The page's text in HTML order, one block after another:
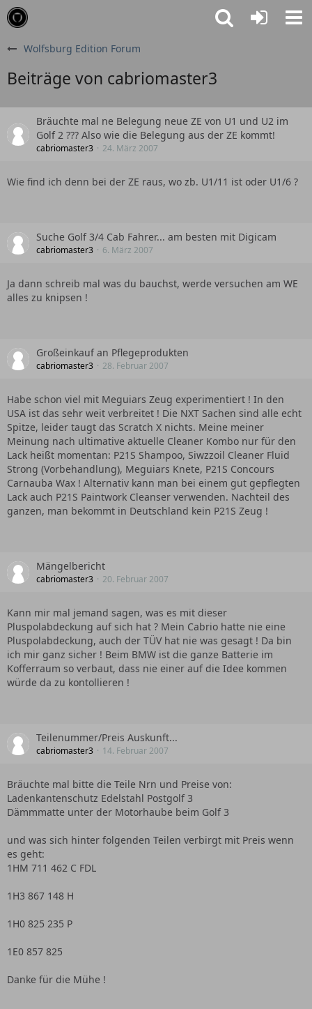
Wolfsburg Edition Forum
Beiträge von cabriomaster3
Bräuchte mal ne Belegung neue ZE von U1 und U2 im
Golf 2 ??? Also wie die Belegung aus der ZE kommt!
cabriomaster3 24. März 2007
Wie find ich denn bei der ZE raus, wo zb. U1/11 ist oder U1/6 ?
Suche Golf 3/4 Cab Fahrer... am besten mit Digicam
cabriomaster3 6. März 2007
Ja dann schreib mal was du bauchst, werde versuchen am WE
alles zu knipsen !
Großeinkauf an Pflegeprodukten
cabriomaster3 28. Februar 2007
Habe schon viel mit Meguiars Zeug experimentiert ! In den
USA ist das sehr weit verbreitet ! Die NXT Sachen sind alle echt
Spitze, leider taugt das Scratch X nichts. Meine meiner
Meinung nach ultimative aktuelle Cleaner Kombo nur für den
Lack heißt momentan: P21S Shampoo, Siwzzoil Cleaner Fluid
Strong (Vorbehandlung), Meguiars Knete, P21S Concours
Carnauba Wax ! Alternativ kann man bei einem gut gepflegten
Lack auch P21S Paintwork Cleanser verwenden. Nachteil des
ganzen, man bekommt in Deutschland kein P21S Zeug !
Mängelbericht
cabriomaster3 20. Februar 2007
Kann mir mal jemand sagen, was es mit dieser
Pluspolabdeckung auf sich hat ? Mein Cabrio hatte nie eine
Pluspolabdeckung, auch der TÜV hat nie was gesagt ! Da bin
ich mir ganz sicher ! Beim BMW ist die ganze Batterie im
Kofferraum so verbaut, dass nie einer auf die Idee kommen
würde da zu kontollieren !
Teilenummer/Preis Auskunft...
cabriomaster3 14. Februar 2007
Bräuchte mal bitte die Teile Nrn und Preise von:
Ladenkantenschutz Edelstahl Postgolf 3
Dämmmatte unter der Motorhaube beim Golf 3
und was sich hinter folgenden Teilen verbirgt mit Preis wenn
es geht:
1HM 711 462 C FDL
1H3 867 148 H
1H0 825 235 P
1E0 857 825
Danke für die Mühe !